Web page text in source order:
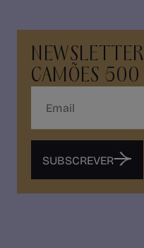
NEWSLETTER
CAMÕES 500
SUBSCREVER